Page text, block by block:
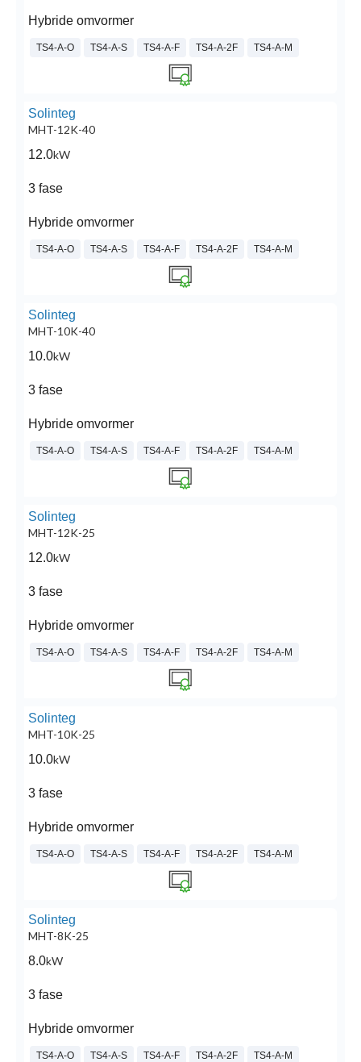
Hybride omvormer
TS4-A-O TS4-A-S TS4-A-F TS4-A-2F TS4-A-M
Solinteg
MHT-12K-40
12.0kW
3 fase
Hybride omvormer
TS4-A-O TS4-A-S TS4-A-F TS4-A-2F TS4-A-M
Solinteg
MHT-10K-40
10.0kW
3 fase
Hybride omvormer
TS4-A-O TS4-A-S TS4-A-F TS4-A-2F TS4-A-M
Solinteg
MHT-12K-25
12.0kW
3 fase
Hybride omvormer
TS4-A-O TS4-A-S TS4-A-F TS4-A-2F TS4-A-M
Solinteg
MHT-10K-25
10.0kW
3 fase
Hybride omvormer
TS4-A-O TS4-A-S TS4-A-F TS4-A-2F TS4-A-M
Solinteg
MHT-8K-25
8.0kW
3 fase
Hybride omvormer
TS4-A-O TS4-A-S TS4-A-F TS4-A-2F TS4-A-M